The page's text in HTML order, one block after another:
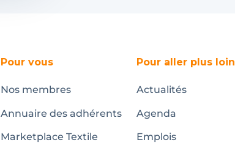
Pour vous
Nos membres
Annuaire des adhérents
Marketplace Textile
Pour aller plus loin
Actualités
Agenda
Emplois